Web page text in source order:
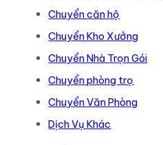
Chuyển căn hộ
Chuyển Kho Xưởng
Chuyển Nhà Trọn Gói
Chuyển phòng trọ
Chuyển Văn Phòng
Dịch Vụ Khác